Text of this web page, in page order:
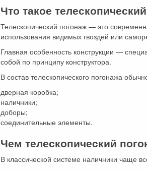
Что такое
Телескопический погонаж — это
использования видимых гвоздей или
Главная особенность конструкции —
собой по принципу конструктора.
В состав телескопического погонажа
дверная коробка;
наличники;
доборы;
соединительные элементы.
Чем телескопический
В классической системе наличники чаще